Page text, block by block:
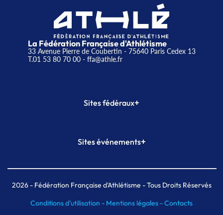
La Fédération Française d'Athlétisme
33 Avenue Pierre de Coubertin - 75640 Paris Cedex 13
T.01 53 80 70 00- ffa@athle.fr
Sites fédéraux+
Plateforme Formation
Sites événements+
Meeting de Paris indoor
MAIF Ekiden de Paris
2026- Fédération Française d'Athlétisme - Tous Droits Réservés
Conditions d'utilisation - Mentions légales -Contacts